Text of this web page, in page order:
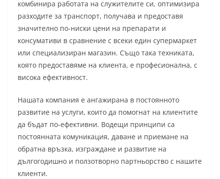
комбинира работата на служителите си, оптимизира
разходите за транспорт, получава и предоставя
значително по-ниски цени на препарати и
консумативи в сравнение с всеки един супермаркет
или специализиран магазин. Също така техниката,
която предоставяме на клиента, е професионална, с
висока ефективност.
Нашата компания е ангажирана в постоянното
развитие на услуги, които да помогнат на клиентите
да бъдат по-ефективни. Водещи принципи са
постоянната комуникация, даване и приемане на
обратна връзка, изграждане и развитие на
дългогодишно и ползотворно партньорство с нашите
клиенти.